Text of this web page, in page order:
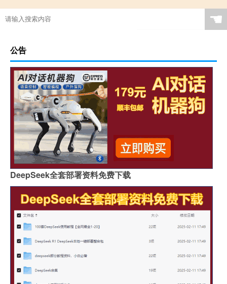
☚
公告
DeepSeek全套部署资料免费下载